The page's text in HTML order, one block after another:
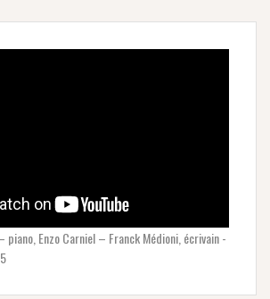
piano, Enzo Carniel – Franck Médioni, écrivain -